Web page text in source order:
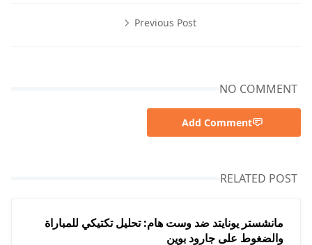
Previous Post
NO COMMENT
Add Comment
RELATED POST
مانشستر يونايتد ضد وست هام: تحليل تكتيكي للمباراة
والضغوط على جارود بوين